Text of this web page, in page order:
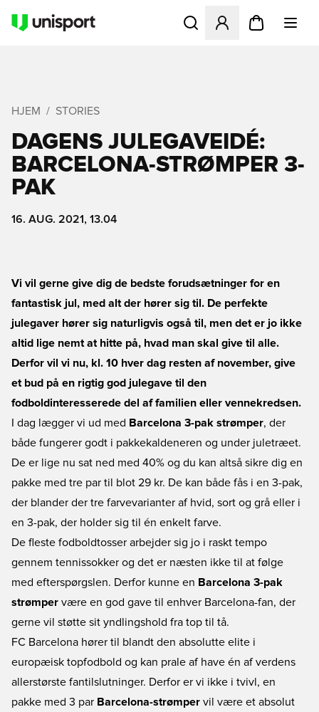
Åbner en Modal til at
HJEM STORIES
DAGENS JULEGAVEIDÉ:
BARCELONA-STRØMPER 3-
PAK
16. AUG. 2021, 13.04
Vi vil gerne give dig de bedste forudsætninger for en
fantastisk jul, med alt der hører sig til. De perfekte
julegaver hører sig naturligvis også til, men det er jo ikke
altid lige nemt at hitte på, hvad man skal give til alle.
Derfor vil vi nu, kl. 10 hver dag resten af november, give
et bud på en rigtig god julegave til den
fodboldinteresserede del af familien eller vennekredsen.
I dag lægger vi ud med Barcelona 3-pak strømper, der
både fungerer godt i pakkekaldeneren og under juletræet.
De er lige nu sat ned med 40% og du kan altså sikre dig en
pakke med tre par til blot 29 kr. De kan både fås i en 3-pak,
der blander der tre farvevarianter af hvid, sort og grå eller i
en 3-pak, der holder sig til én enkelt farve.
De fleste fodboldtosser arbejder sig jo i raskt tempo
gennem tennissokker og det er næsten ikke til at følge
med efterspørgslen. Derfor kunne en Barcelona 3-pak
strømper være en god gave til enhver Barcelona-fan, der
gerne vil støtte sit yndlingshold fra top til tå.
FC Barcelona hører til blandt den absolutte elite i
europæisk topfodbold og kan prale af have én af verdens
allerstørste fantilslutninger. Derfor er vi ikke i tvivl, en
pakke med 3 par Barcelona-strømper vil være et absolut